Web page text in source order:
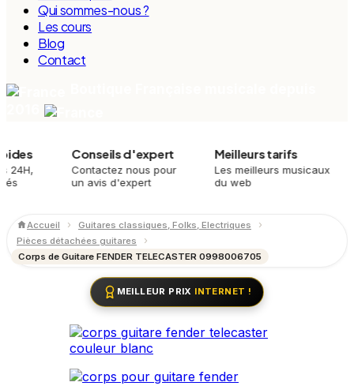
Qui sommes-nous ?
Les cours
Blog
Contact
Conseils d'expert
Contactez nous pour
un avis d'expert
Meilleurs tarifs
Les meilleurs musicaux
du web
Accueil
Guitares classiques, Folks, Electriques
Pièces détachées guitares
Corps de Guitare FENDER TELECASTER 0998006705
MEILLEUR PRIX INTERNET !